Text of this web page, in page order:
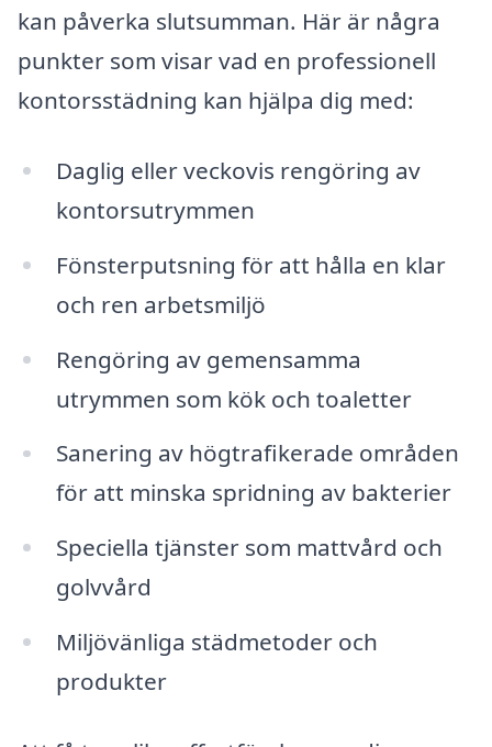
kan påverka slutsumman. Här är några
punkter som visar vad en professionell
kontorsstädning kan hjälpa dig med:
Daglig eller veckovis rengöring av
kontorsutrymmen
Fönsterputsning för att hålla en klar
och ren arbetsmiljö
Rengöring av gemensamma
utrymmen som kök och toaletter
Sanering av högtrafikerade områden
för att minska spridning av bakterier
Speciella tjänster som mattvård och
golvvård
Miljövänliga städmetoder och
produkter